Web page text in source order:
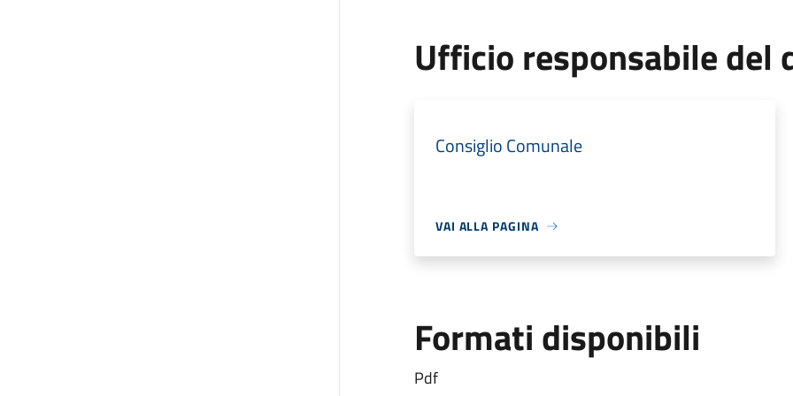
Ufficio responsabile del
Consiglio Comunale
VAI ALLA PAGINA
Formati disponibili
Pdf